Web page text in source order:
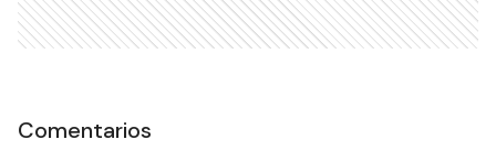
Comentarios